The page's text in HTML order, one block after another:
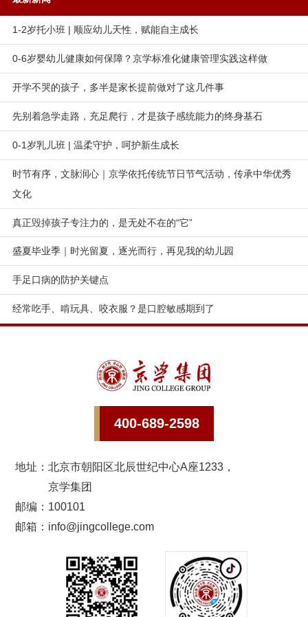
1-2岁托小班 | 顺应幼儿天性，赋能自主成长
0-6岁婴幼儿健康如何保障？京学标准化健康管理实践这样做
开学不哭的孩子，多半是家长提前做对了这几件事
先别着急学走路，充足爬行，才是孩子感统能力的终身基石
0-1岁乳儿班 | 温柔守护，呵护新生成长
时节有序，文脉润心｜京学依托传统节日节气活动，传承中华优秀
文化
真正毁掉孩子专注力的，是无处不在的“它”
盛夏毕业季｜时光留夏，逐光而行，再见我的幼儿园
手足口病的防护关键点
经常吃手、啃玩具、咬衣服？是口腔敏感期到了
400-689-2598
地址： 北京市朝阳区北辰世纪中心A座1233，
京学集团
邮编：100101
邮箱：info@jingcollege.com